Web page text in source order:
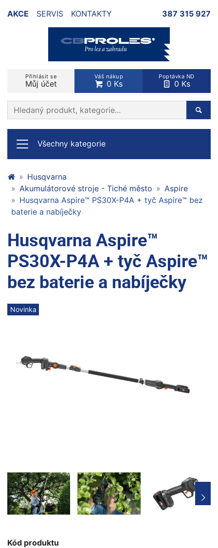
AKCE SERVIS KONTAKTY 387 315 927
Přihlásit se
Můj účet
Váš nákup
0 Ks
Poptávka ND
0 Ks
Prohledat web
Všechny kategorie
Husqvarna
Akumulátorové stroje - Tiché město
Aspire
Husqvarna Aspire™ PS30X-P4A + tyč Aspire™ bez
baterie a nabíječky
Husqvarna Aspire™
PS30X-P4A + tyč Aspire™
bez baterie a nabíječky
Novinka
Kód produktu